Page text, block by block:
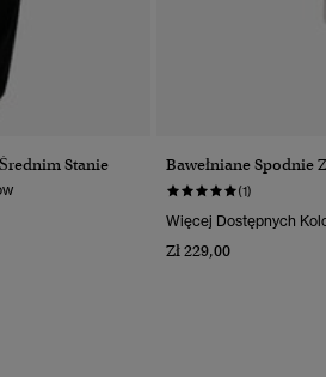
Stanie Bawełniane Spodnie
(1)
Więcej Dostępnych
Zł 229,00